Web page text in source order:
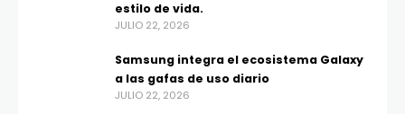
estilo de vida.
JULIO 22, 2026
Samsung integra el ecosistema Galaxy
a las gafas de uso diario
JULIO 22, 2026